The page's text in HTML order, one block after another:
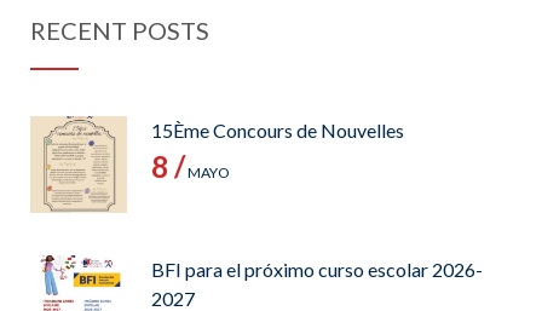
RECENT POSTS
15Ème Concours de Nouvelles
8 /MAYO
BFI para el próximo curso escolar 2026-
2027